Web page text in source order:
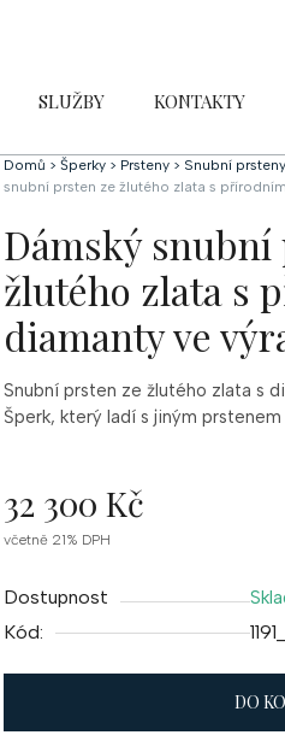
SLUŽBY KONTAKTY
Domů > Šperky > Prsteny > Snubní prsteny
snubní prsten ze žlutého zlata s
Dámský snubní
žlutého zlata s
diamanty ve
Snubní prsten ze žlutého zlata s
Šperk, který ladí s jiným
32 300 Kč
Měrná
včetně 21% DPH
Dostupnost
Kód:
DO